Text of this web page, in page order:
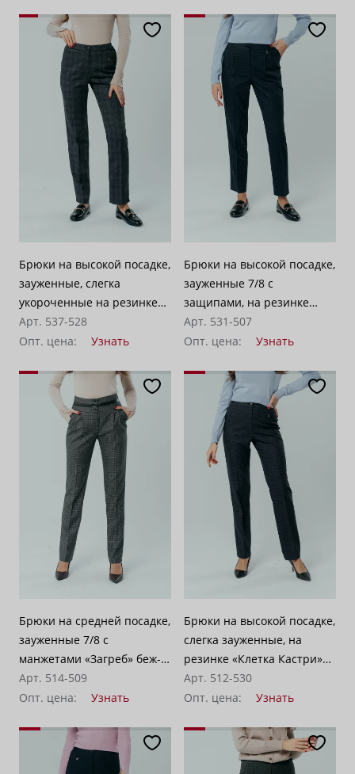
Брюки на высокой посадке,
зауженные, слегка
укороченные на резинке
«Лима» серо-коричневые
Арт. 537-528
Опт. цена:
Узнать
Брюки на высокой посадке,
зауженные 7/8 с
защипами, на резинке
«Айза» сине-серая клетка
Арт. 531-507
Опт. цена:
Узнать
Брюки на средней посадке,
зауженные 7/8 с
манжетами «Загреб» беж-
коричневые
Арт. 514-509
Опт. цена:
Узнать
Брюки на высокой посадке,
слегка зауженные, на
резинке «Клетка Кастри»
серо-синие
Арт. 512-530
Опт. цена:
Узнать